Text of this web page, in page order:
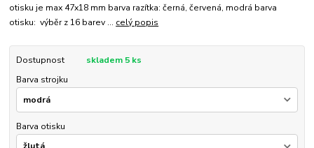
otisku je max 47x18 mm barva razítka: černá, červená, modrá barva
otisku: výběr z 16 barev ... celý popis
Dostupnost
skladem 5 ks
Barva strojku
Barva otisku